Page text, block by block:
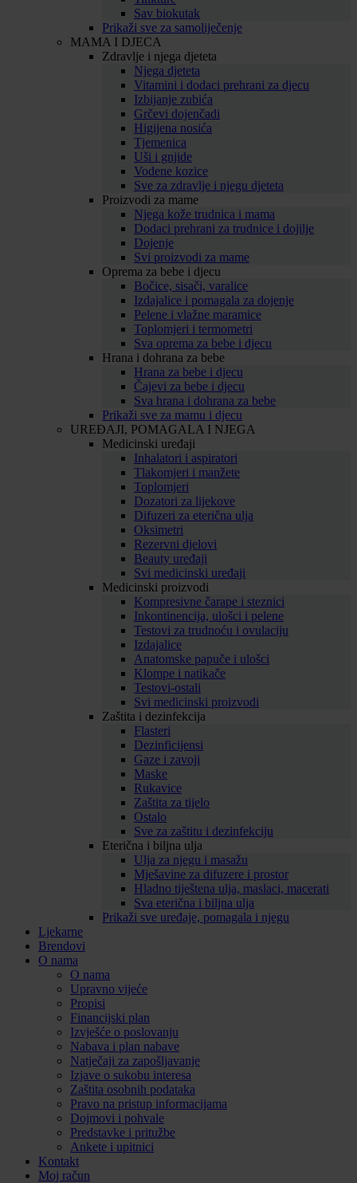
Sav biokutak
Prikaži sve za samoliječenje
MAMA I DJECA
Zdravlje i njega djeteta
Njega djeteta
Vitamini i dodaci prehrani za djecu
Izbijanje zubića
Grčevi dojenčadi
Higijena nosića
Tjemenica
Uši i gnjide
Vodene kozice
Sve za zdravlje i njegu djeteta
Proizvodi za mame
Njega kože trudnica i mama
Dodaci prehrani za trudnice i dojilje
Dojenje
Svi proizvodi za mame
Oprema za bebe i djecu
Bočice, sisači, varalice
Izdajalice i pomagala za dojenje
Pelene i vlažne maramice
Toplomjeri i termometri
Sva oprema za bebe i djecu
Hrana i dohrana za bebe
Hrana za bebe i djecu
Čajevi za bebe i djecu
Sva hrana i dohrana za bebe
Prikaži sve za mamu i djecu
UREĐAJI, POMAGALA I NJEGA
Medicinski uređaji
Inhalatori i aspiratori
Tlakomjeri i manžete
Toplomjeri
Dozatori za lijekove
Difuzeri za eterična ulja
Oksimetri
Rezervni djelovi
Beauty uređaji
Svi medicinski uređaji
Medicinski proizvodi
Kompresivne čarape i steznici
Inkontinencija, ulošci i pelene
Testovi za trudnoću i ovulaciju
Izdajalice
Anatomske papuče i ulošci
Klompe i natikače
Testovi-ostali
Svi medicinski proizvodi
Zaštita i dezinfekcija
Flasteri
Dezinficijensi
Gaze i zavoji
Maske
Rukavice
Zaštita za tijelo
Ostalo
Sve za zaštitu i dezinfekciju
Eterična i biljna ulja
Ulja za njegu i masažu
Mješavine za difuzere i prostor
Hladno tiještena ulja, maslaci, macerati
Sva eterična i biljna ulja
Prikaži sve uređaje, pomagala i njegu
Ljekarne
Brendovi
O nama
O nama
Upravno vijeće
Propisi
Financijski plan
Izvješće o poslovanju
Nabava i plan nabave
Natječaji za zapošljavanje
Izjave o sukobu interesa
Zaštita osobnih podataka
Pravo na pristup informacijama
Dojmovi i pohvale
Predstavke i pritužbe
Ankete i upitnici
Kontakt
Moj račun